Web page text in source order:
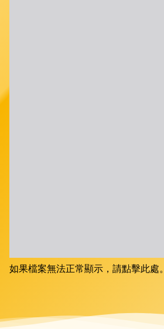
如果檔案無法正常顯示，請點擊此處。